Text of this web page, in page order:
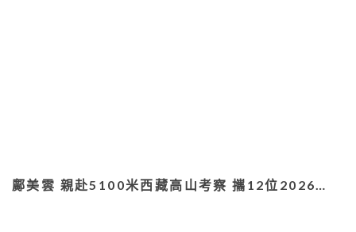
鄺美雲 親赴5100米西藏高山考察 攜12位2026…